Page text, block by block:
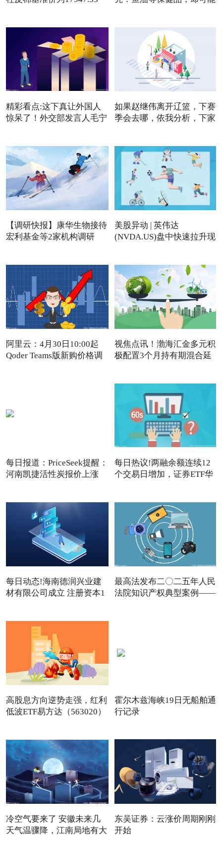
精彩看点:这下真让外国人
惊呆了！外交部发言人毛宁
如果赵继伟离开辽篮，下赛
季会去哪，依我分析，下家
【调研快报】康华生物接待
宏利基金等2家机构调研
美股异动 | 英伟达
(NVDA.US)盘中快速拉升现
阿里云：4月30日10:00起
Qoder Teams版新购价格调
视焦点讯！渤海汇金多元积
极配置3个月持有期混合延
每日报道：PriceSeek提醒：
河南凯捷活性炭报价上涨
每日热议!两融余额连续12
个交易日增加，证券ETF华
每日动态!海南德润兴业建
材有限公司成立 注册资本1
最高法发布二〇二五年人民
法院知识产权典型案例——
高股息方向逆势走强，红利
低波ETF易方达（563020）
霍尔木兹海峡19日无船舶通
行记录
冷空气要来了 安徽未来几
天气温骤降，江南局地有大
东吴证券：云涨价周期刚刚
开始